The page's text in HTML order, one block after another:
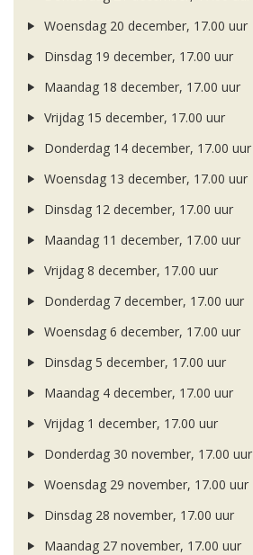
Woensdag 20 december, 17.00 uur
Dinsdag 19 december, 17.00 uur
Maandag 18 december, 17.00 uur
Vrijdag 15 december, 17.00 uur
Donderdag 14 december, 17.00 uur
Woensdag 13 december, 17.00 uur
Dinsdag 12 december, 17.00 uur
Maandag 11 december, 17.00 uur
Vrijdag 8 december, 17.00 uur
Donderdag 7 december, 17.00 uur
Woensdag 6 december, 17.00 uur
Dinsdag 5 december, 17.00 uur
Maandag 4 december, 17.00 uur
Vrijdag 1 december, 17.00 uur
Donderdag 30 november, 17.00 uur
Woensdag 29 november, 17.00 uur
Dinsdag 28 november, 17.00 uur
Maandag 27 november, 17.00 uur